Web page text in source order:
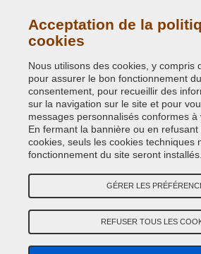
Contactez-nous
Politique de confidentialité - RGPD
Copyright © 2014 - 2026. All
Credits:E-COMIT
Suivez nous sur nos réseaux
Acceptation de la
cookies
Nous utilisons des cookies, y compris
pour assurer le bon fonctionnement
consentement, pour recueillir des
sur la navigation sur le site et pour
messages personnalisés conformes à
En fermant la bannière ou en
cookies, seuls les cookies techniques
fonctionnement du site seront installés.
GÉRER LES
REFUSER TOUS LES